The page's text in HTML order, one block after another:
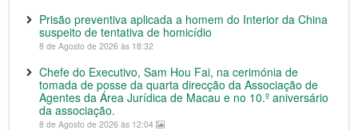
Prisão preventiva aplicada a homem do Interior da China
suspeito de tentativa de homicídio
8 de Agosto de 2026 às 18:32
Chefe do Executivo, Sam Hou Fai, na cerimónia de
tomada de posse da quarta direcção da Associação de
Agentes da Área Jurídica de Macau e no 10.º aniversário
da associação.
8 de Agosto de 2026 às 12:04